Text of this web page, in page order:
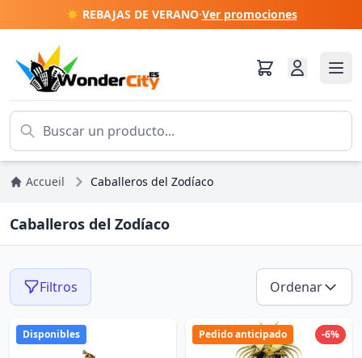
☀️ REBAJAS DE VERANO·Ver promociones
Accueil Caballeros del Zodíaco
Caballeros del Zodíaco
Filtros Ordenar
Disponibles -6%
Pedido anticipado